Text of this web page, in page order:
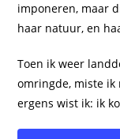
imponeren, maar
haar natuur, en
Toen ik weer
omringde, miste ik
ergens wist ik: ik